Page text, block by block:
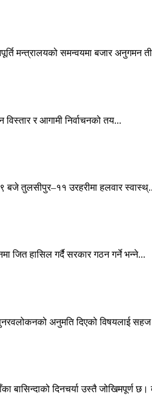
मन्त्रालयको समन्वयमा बजार अनुगमन
विस्तार र आगामी निर्वाचनको तय...
बजे तुलसीपुर–११ उरहरीमा हलवार
जित हासिल गर्दै सरकार गठन गर्ने भन्ने...
अनुमति दिएको विषयलाई
बासिन्दाको दिनचर्या उस्तै जोखिमपूर्ण छ।